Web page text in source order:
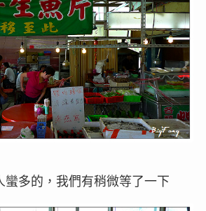
蠻多的，我們有稍微等了一下